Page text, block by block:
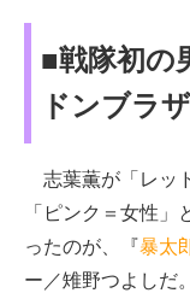
■戦隊初の
ドンブラ
志葉薫が「レッ
「ピンク＝女性
ったのが、『暴太
ー／雉野つよしだ。